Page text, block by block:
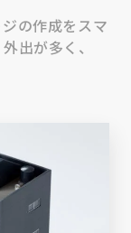
の作成をスマ
出が多く、